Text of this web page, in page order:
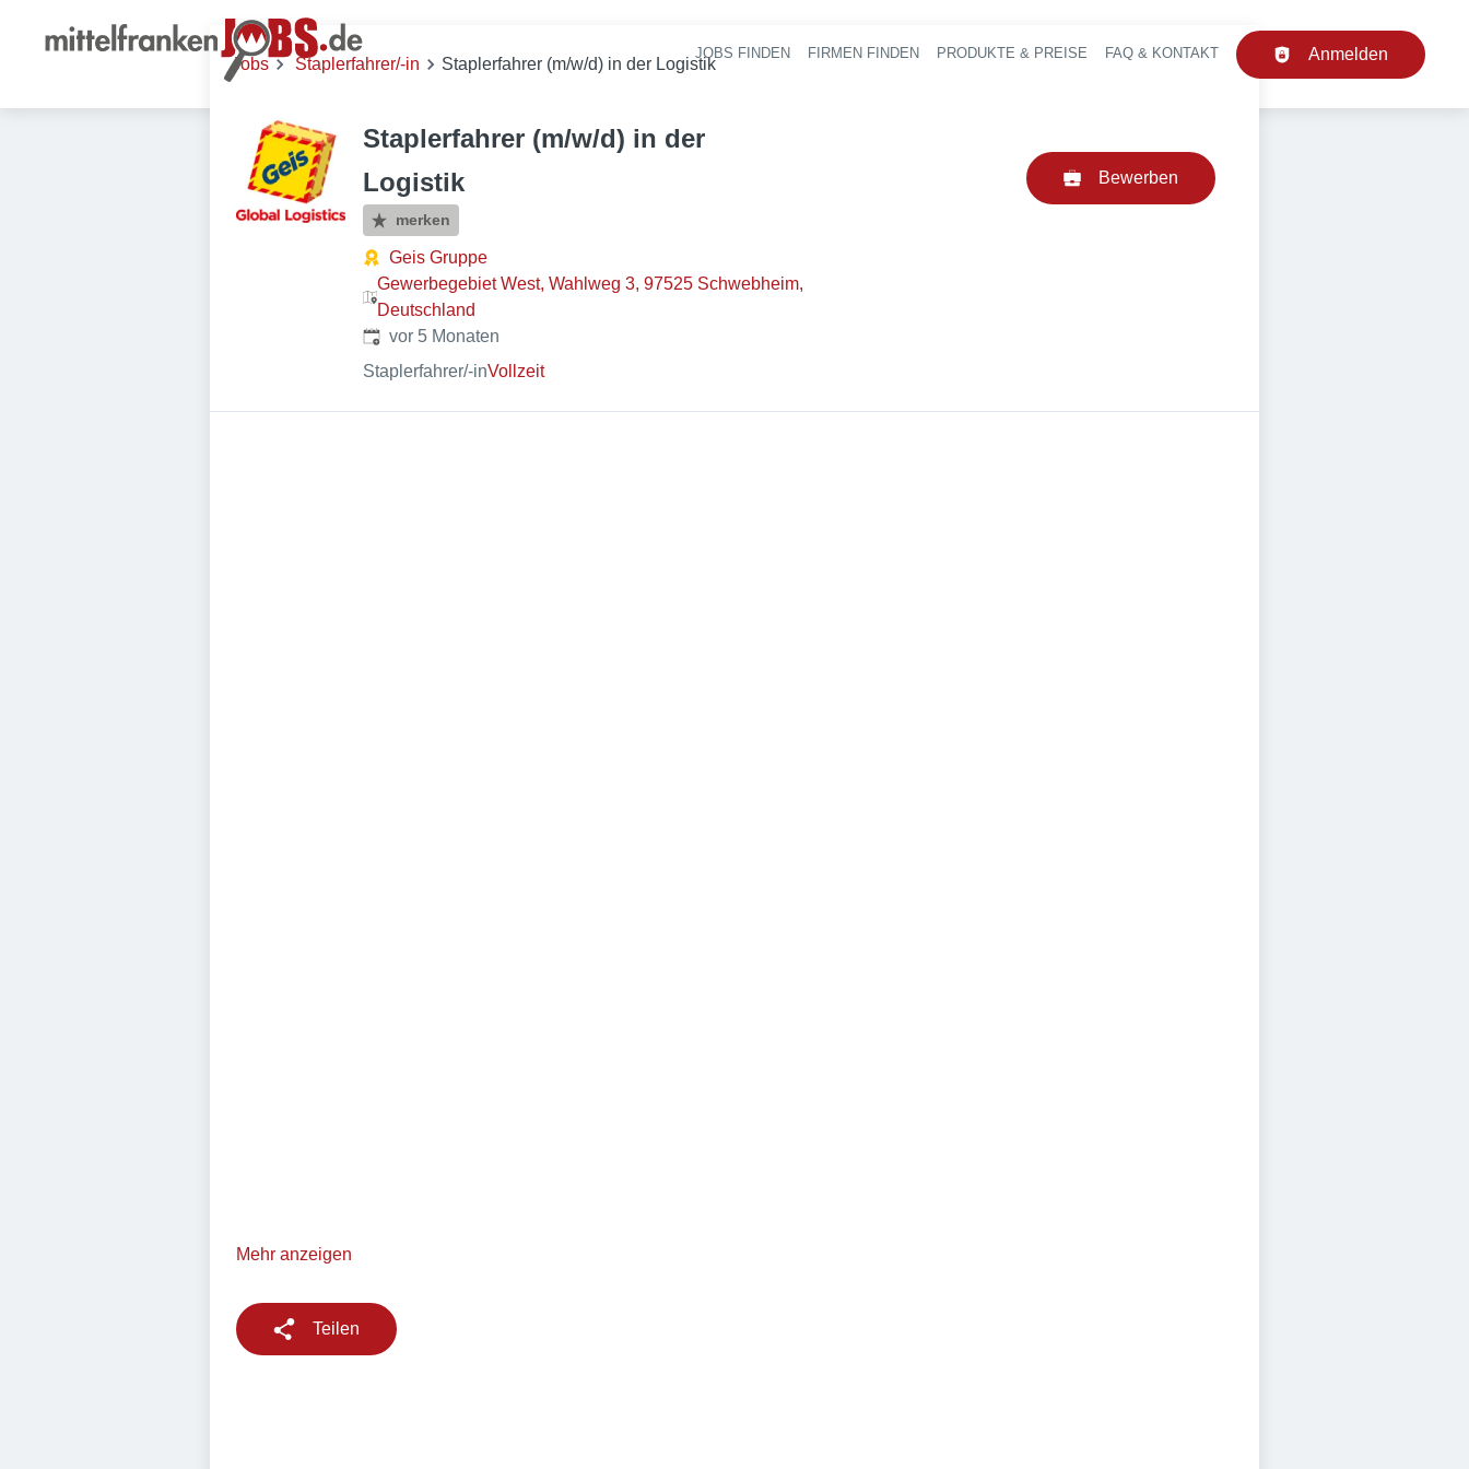
Haupt-Navigation
JOBS FINDEN FIRMEN FINDEN PRODUKTE & PREISE FAQ & KONTAKT Anmelden
Jobs Staplerfahrer/-in Staplerfahrer (m/w/d) in der Logistik
Staplerfahrer (m/w/d) in der
Logistik
merken
Geis Gruppe
Gewerbegebiet West, Wahlweg 3, 97525 Schwebheim,
Deutschland
Veröffentlicht:
vor 5 Monaten
Staplerfahrer/-inVollzeit
Bewerben
Mehr anzeigen
Teilen